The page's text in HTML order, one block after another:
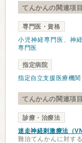
てんかんの関連項
専門医・資格
小児神経専門医 、 神
専門医
指定病院
指定自立支援医療機関
てんかんの関連項
診療・治療法
迷走神経刺激療法（
難治てんかんに対す